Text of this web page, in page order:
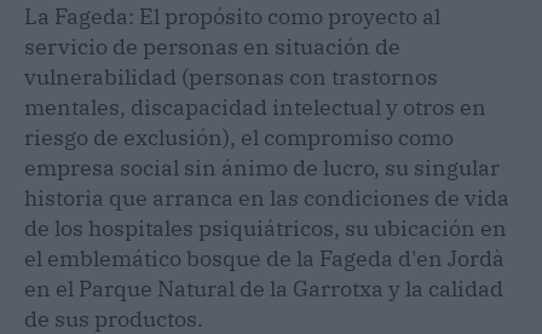
La Fageda: El propósito como proyecto al
servicio de personas en situación de
vulnerabilidad (personas con trastornos
mentales, discapacidad intelectual y otros en
riesgo de exclusión), el compromiso como
empresa social sin ánimo de lucro, su singular
historia que arranca en las condiciones de vida
de los hospitales psiquiátricos, su ubicación en
el emblemático bosque de la Fageda d'en Jordà
en el Parque Natural de la Garrotxa y la calidad
de sus productos.